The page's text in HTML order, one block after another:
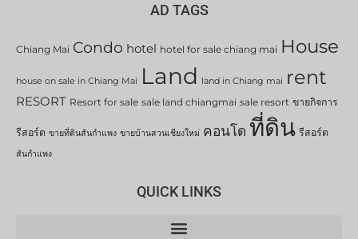
AD TAGS
Chiang Mai Condo hotel hotel for sale chiang mai House
house on sale in Chiang Mai Land land in Chiang mai rent
RESORT Resort for sale sale land chiangmai sale resort ขายกิจการ
รีสอร์ต ขายที่ดินสันกำแพง ขายบ้านสวนเชียงใหม่ คอนโด ที่ดิน รีสอร์ต
สันกำแพง
QUICK LINKS